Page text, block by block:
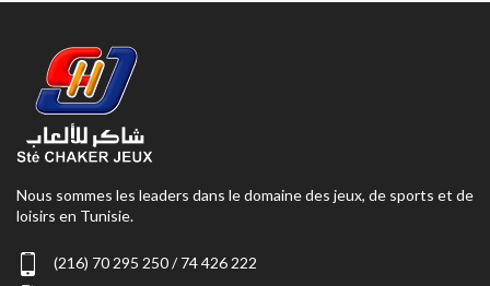
Nous sommes les leaders dans le domaine des jeux, de sports et de
loisirs en Tunisie.
(216) 70 295 250 / 74 426 222